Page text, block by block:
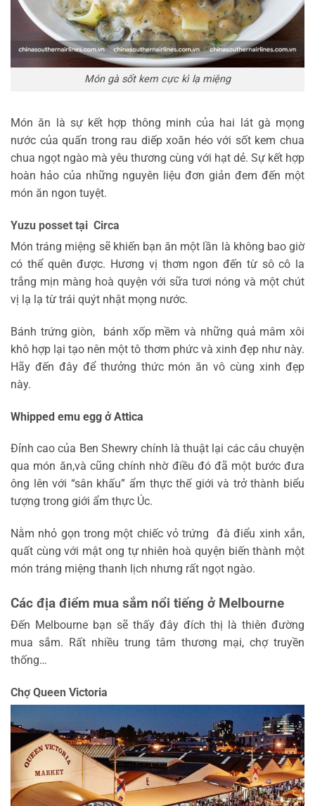
Món gà sốt kem cực kì lạ miệng
Món ăn là sự kết hợp thông minh của hai lát gà mọng
nước của quấn trong rau diếp xoăn héo với sốt kem chua
chua ngọt ngào mà yêu thương cùng với hạt dẻ. Sự kết hợp
hoàn hảo của những nguyên liệu đơn giản đem đến một
món ăn ngon tuyệt.
Yuzu posset tại Circa
Món tráng miệng sẽ khiến bạn ăn một lần là không bao giờ
có thể quên được. Hương vị thơm ngon đến từ sô cô la
trắng mịn màng hoà quyện với sữa tươi nóng và một chút
vị lạ lạ từ trái quýt nhật mọng nước.
Bánh trứng giòn, bánh xốp mềm và những quả mâm xôi
khô hợp lại tạo nên một tô thơm phức và xinh đẹp như này.
Hãy đến đây để thưởng thức món ăn vô cùng xinh đẹp
này.
Whipped emu egg ở Attica
Đỉnh cao của Ben Shewry chính là thuật lại các câu chuyện
qua món ăn,và cũng chính nhờ điều đó đã một bước đưa
ông lên với “sân khấu” ẩm thực thế giới và trở thành biểu
tượng trong giới ẩm thực Úc.
Nằm nhỏ gọn trong một chiếc vỏ trứng đà điểu xinh xắn,
quất cùng với mật ong tự nhiên hoà quyện biến thành một
món tráng miệng thanh lịch nhưng rất ngọt ngào.
Các địa điểm mua sắm nổi tiếng ở Melbourne
Đến Melbourne bạn sẽ thấy đây đích thị là thiên đường
mua sắm. Rất nhiều trung tâm thương mại, chợ truyền
thống…
Chợ Queen Victoria